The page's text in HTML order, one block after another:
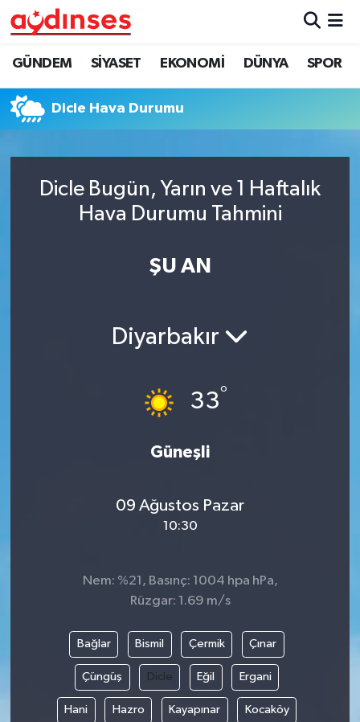
GÜNDEM SİYASET EKONOMİ DÜNYA SPOR
Dicle Hava Durumu
Dicle Bugün, Yarın ve 1 Haftalık
Hava Durumu Tahmini
ŞU AN
Diyarbakır
33°
Güneşli
09 Ağustos Pazar
10:30
Nem: %21, Basınç: 1004 hpa hPa,
Rüzgar: 1.69 m/s
Bağlar Bismil Çermik Çınar
Çüngüş Dicle Eğil Ergani
Hani Hazro Kayapınar Kocaköy
GÜNDEM
SİYASET
DÜNYA
SPOR
Nöbetçi Eczaneler
Hava Durumu
Trafik Durumu
Süper Lig Puan Durumu ve Fikstür
Haber Arşivi